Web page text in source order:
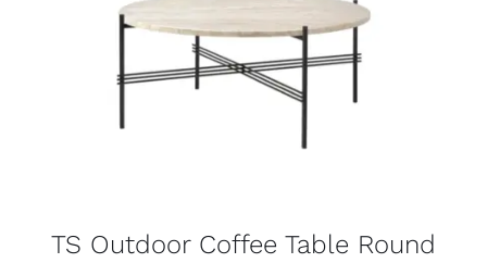
TS Outdoor Coffee Table Round